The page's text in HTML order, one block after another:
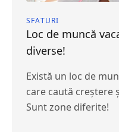
SFATURI
Loc de muncă
diverse!
Există un loc de
care caută creștere
Sunt zone diferite!